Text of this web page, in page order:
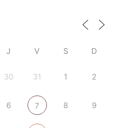
J V S D
30 31 1 2
6 7 8 9